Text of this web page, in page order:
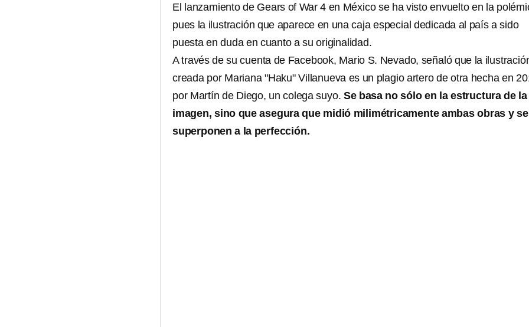
El lanzamiento de Gears of War 4 en México se ha visto envuelto en la
pues la ilustración que aparece en una caja especial dedicada al país a sido
puesta en duda en cuanto a su originalidad.
A través de su cuenta de Facebook, Mario S. Nevado, señaló que la
creada por Mariana "Haku" Villanueva es un plagio artero de otra hecha en
por Martín de Diego, un colega suyo. Se basa no sólo en la estructura de la
imagen, sino que asegura que midió milimétricamente ambas obras y se
superponen a la perfección.